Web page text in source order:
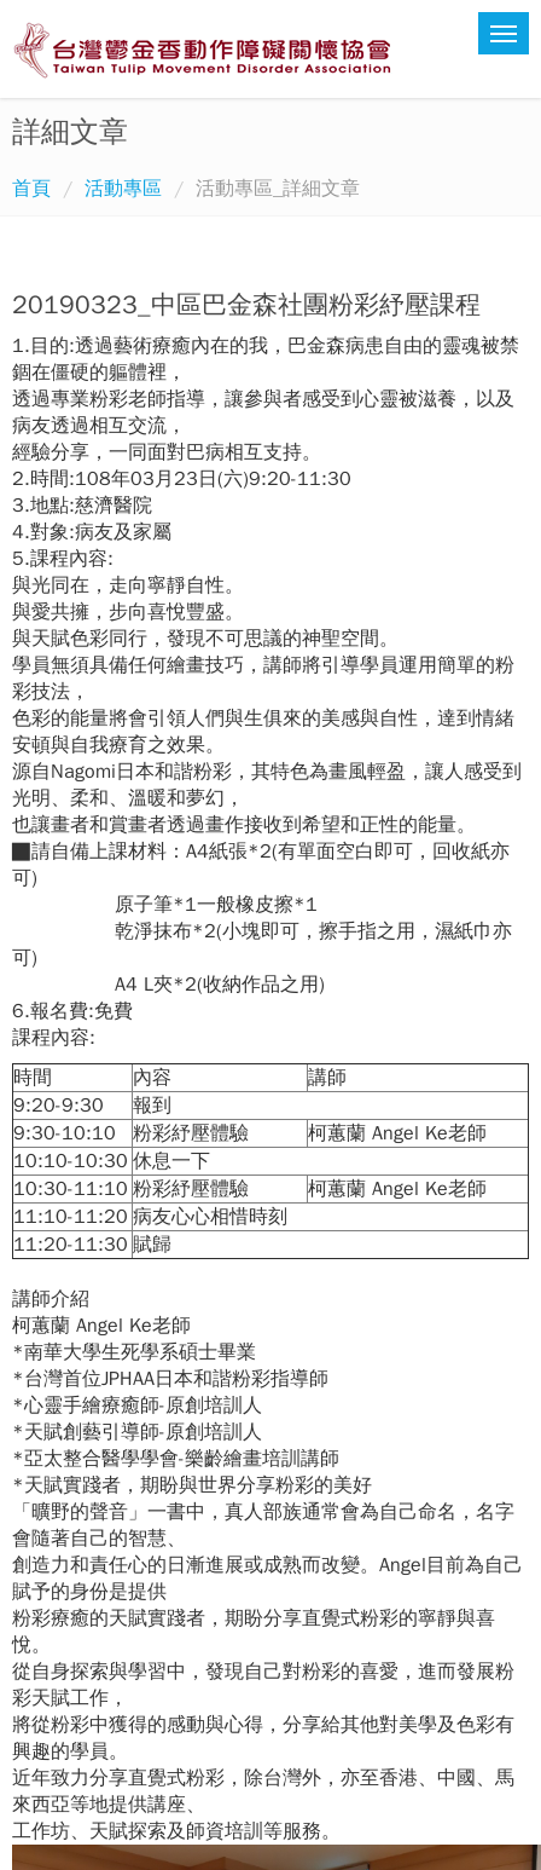
詳細文章
首頁 活動專區 活動專區_詳細文章
20190323_中區巴金森社團粉彩紓壓課程
1.目的:透過藝術療癒內在的我，巴金森病患自由的靈魂被禁
錮在僵硬的軀體裡，
透過專業粉彩老師指導，讓參與者感受到心靈被滋養，以及
病友透過相互交流，
經驗分享，一同面對巴病相互支持。
2.時間:108年03月23日(六)9:20-11:30
3.地點:慈濟醫院
4.對象:病友及家屬
5.課程內容:
與光同在，走向寧靜自性。
與愛共擁，步向喜悅豐盛。
與天賦色彩同行，發現不可思議的神聖空間。
學員無須具備任何繪畫技巧，講師將引導學員運用簡單的粉
彩技法，
色彩的能量將會引領人們與生俱來的美感與自性，達到情緒
安頓與自我療育之效果。
源自Nagomi日本和諧粉彩，其特色為畫風輕盈，讓人感受到
光明、柔和、溫暖和夢幻，
也讓畫者和賞畫者透過畫作接收到希望和正性的能量。
█請自備上課材料：A4紙張*2(有單面空白即可，回收紙亦
可)
原子筆*1一般橡皮擦*1
乾淨抹布*2(小塊即可，擦手指之用，濕紙巾亦
可)
A4 L夾*2(收納作品之用)
6.報名費:免費
課程內容:
時間
內容
講師
9:20-9:30
報到
9:30-10:10
粉彩紓壓體驗
柯蕙蘭 Angel Ke老師
10:10-10:30 休息一下
10:30-11:10 粉彩紓壓體驗
柯蕙蘭 Angel Ke老師
11:10-11:20 病友心心相惜時刻
11:20-11:30 賦歸
講師介紹
柯蕙蘭 Angel Ke老師
*南華大學生死學系碩士畢業
*台灣首位JPHAA日本和諧粉彩指導師
*心靈手繪療癒師-原創培訓人
*天賦創藝引導師-原創培訓人
*亞太整合醫學學會-樂齡繪畫培訓講師
*天賦實踐者，期盼與世界分享粉彩的美好
「曠野的聲音」一書中，真人部族通常會為自己命名，名字
會隨著自己的智慧、
創造力和責任心的日漸進展或成熟而改變。Angel目前為自己
賦予的身份是提供
粉彩療癒的天賦實踐者 ，期盼分享直覺式粉彩的寧靜與喜
悅。
從自身探索與學習中，發現自己對粉彩的喜愛，進而發展粉
彩天賦工作，
將從粉彩中獲得的感動與心得，分享給其他對美學及色彩有
興趣的學員。
近年致力分享直覺式粉彩，除台灣外，亦至香港、中國、馬
來西亞等地提供講座、
工作坊、天賦探索及師資培訓等服務。